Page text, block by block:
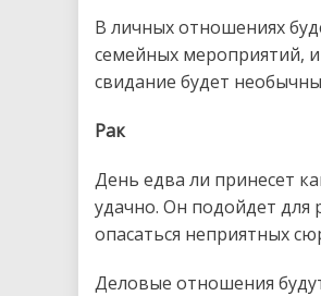
В личных отношениях
семейных мероприятий,
свидание будет
Рак
День едва ли принесет
удачно. Он подойдет
опасаться неприятных
Деловые отношения